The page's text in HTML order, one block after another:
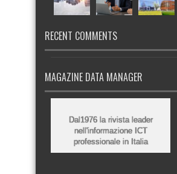
RECENT COMMENTS
MAGAZINE DATA MANAGER
Dal1976 la rivista leader
nell'informazione ICT
professionale in Italia